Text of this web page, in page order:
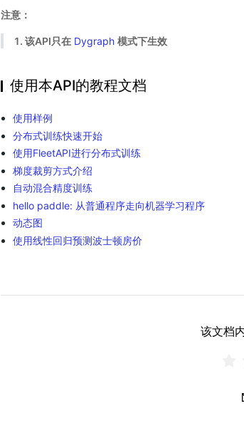
注意：
1. 该API只在 Dygraph 模式下生效
使用本API的教程文档
使用样例
分布式训练快速开始
使用FleetAPI进行分布式训练
梯度裁剪方式介绍
自动混合精度训练
hello paddle: 从普通程序走向机器学习程序
动态图
使用线性回归预测波士顿房价
该文档